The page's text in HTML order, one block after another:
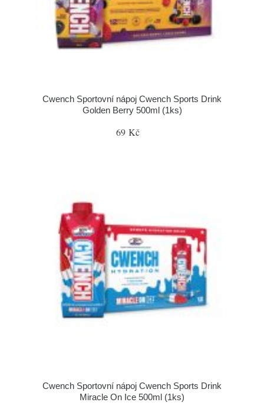
Cwench Sportovní nápoj Cwench Sports Drink
Golden Berry 500ml (1ks)
69 Kč
Cwench Sportovní nápoj Cwench Sports Drink
Miracle On Ice 500ml (1ks)